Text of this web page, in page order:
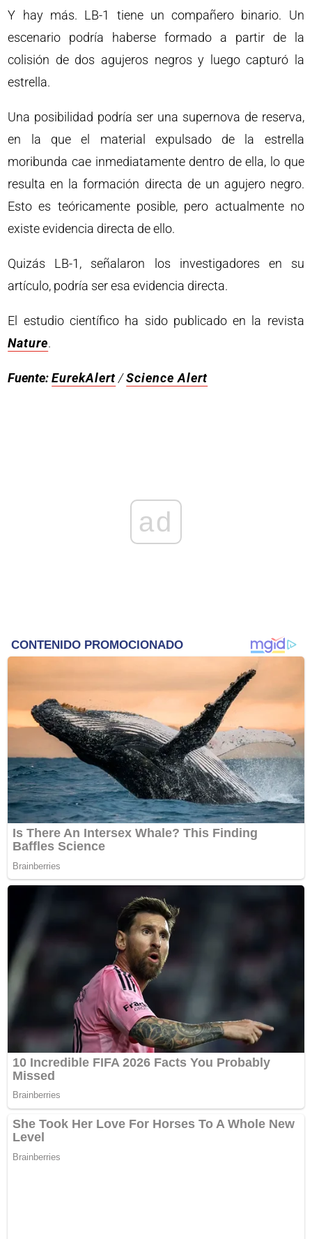
Y hay más. LB-1 tiene un compañero binario. Un
escenario podría haberse formado a partir de la
colisión de dos agujeros negros y luego capturó la
estrella.
Una posibilidad podría ser una supernova de reserva,
en la que el material expulsado de la estrella
moribunda cae inmediatamente dentro de ella, lo que
resulta en la formación directa de un agujero negro.
Esto es teóricamente posible, pero actualmente no
existe evidencia directa de ello.
Quizás LB-1, señalaron los investigadores en su
artículo, podría ser esa evidencia directa.
El estudio científico ha sido publicado en la revista
Nature.
Fuente: EurekAlert/Science Alert
ad